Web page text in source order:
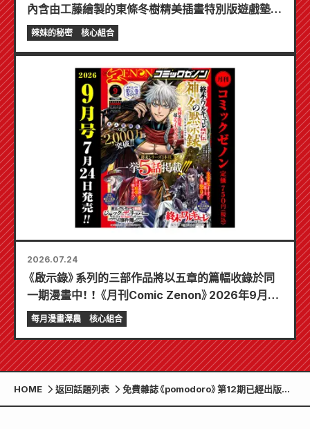
內含由工藤繪製的東條冬樹精美插畫特別版遊戲墊！
《辣妹新娘的秘密》最新第6卷將於10月20日發售！
辣妹的秘密 核心組合
2026.07.24
《啟示錄》系列的三部作品將以五章的篇幅收錄於同
一期漫畫中！ ！ 《月刊Comic Zenon》2026年9月刊
將於7月24日發售！ ！
每月漫畫澤農 核心組合
HOME 返回話題列表
免費雜誌《pomodoro》第12期已經出版。
推薦熊本的早餐、午餐甜點和晚間娛樂！